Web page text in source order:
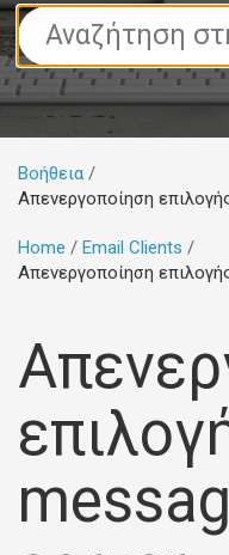
Search
For
Βοήθεια
Απενεργοποίηση
Home
Email Clients
Απενεργοποίηση